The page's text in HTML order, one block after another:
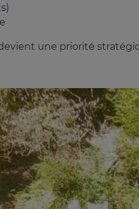
une priorité